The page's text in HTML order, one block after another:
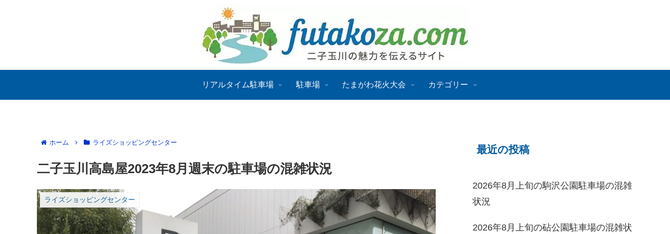
リアルタイム駐車場 駐車場 たまがわ花火大会 カテゴリー
ホーム ライズショッピングセンター
二子玉川高島屋2023年8月週末の駐車場の混雑状況
ライズショッピングセンター
最近の投稿
2026年8月上旬の駒沢公園駐車場の混雑
状況
2026年8月上旬の砧公園駐車場の混雑状